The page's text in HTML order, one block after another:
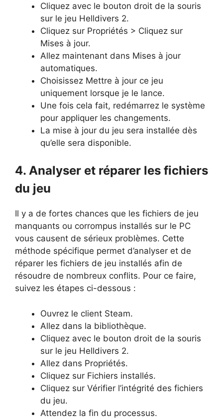
Cliquez avec le bouton droit de la souris
sur le jeu Helldivers 2.
Cliquez sur Propriétés > Cliquez sur
Mises à jour.
Allez maintenant dans Mises à jour
automatiques.
Choisissez Mettre à jour ce jeu
uniquement lorsque je le lance.
Une fois cela fait, redémarrez le système
pour appliquer les changements.
La mise à jour du jeu sera installée dès
qu’elle sera disponible.
4. Analyser et réparer les fichiers
du jeu
Il y a de fortes chances que les fichiers de jeu
manquants ou corrompus installés sur le PC
vous causent de sérieux problèmes. Cette
méthode spécifique permet d’analyser et de
réparer les fichiers de jeu installés afin de
résoudre de nombreux conflits. Pour ce faire,
suivez les étapes ci-dessous :
Ouvrez le client Steam.
Allez dans la bibliothèque.
Cliquez avec le bouton droit de la souris
sur le jeu Helldivers 2.
Allez dans Propriétés.
Cliquez sur Fichiers installés.
Cliquez sur Vérifier l’intégrité des fichiers
du jeu.
Attendez la fin du processus.